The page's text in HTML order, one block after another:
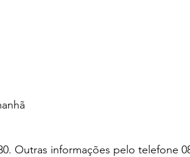
Outras informações pelo telefone